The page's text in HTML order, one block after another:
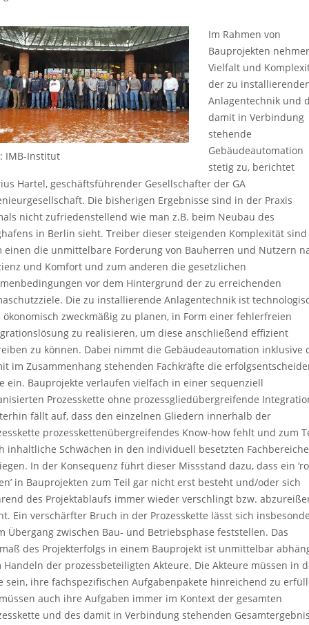
IMB-Institut
Im Rahmen von
Bauprojekten
Vielfalt und
der zu
Anlagentechnik und
damit in Verbindung
stehende
Gebäudeautomation
stetig zu, berichtet
Hartel, geschäftsführender Gesellschafter der GA
Die bisherigen Ergebnisse sind in der Praxis
nicht zufriedenstellend wie man z.B. beim Neubau des
in Berlin sieht. Treiber dieser steigenden Komplexität sind
einen die unmittelbare Forderung von Bauherren und Nutzern
und Komfort und zum anderen die gesetzlichen
vor dem Hintergrund der zu erreichenden
Die zu installierende Anlagentechnik ist
ökonomisch zweckmäßig zu planen, in Form einer fehlerfreien
zu realisieren, um diese anschließend effizient
zu können. Dabei nimmt die Gebäudeautomation inklusive
im Zusammenhang stehenden Fachkräfte die
ein. Bauprojekte verlaufen vielfach in einer sequenziell
Prozesskette ohne prozessgliedübergreifende
fällt auf, dass den einzelnen Gliedern innerhalb der
prozesskettenübergreifendes Know-how fehlt und zum
inhaltliche Schwächen in den individuell besetzten
In der Konsequenz führt dieser Missstand dazu, dass ein
in Bauprojekten zum Teil gar nicht erst besteht und/oder sich
des Projektablaufs immer wieder verschlingt bzw.
Ein verschärfter Bruch in der Prozesskette lässt sich
Übergang zwischen Bau- und Betriebsphase feststellen. Das
des Projekterfolgs in einem Bauprojekt ist unmittelbar
Handeln der prozessbeteiligten Akteure. Die Akteure müssen in
sein, ihre fachspezifischen Aufgabenpakete hinreichend zu
auch ihre Aufgaben immer im Kontext der gesamten
und des damit in Verbindung stehenden